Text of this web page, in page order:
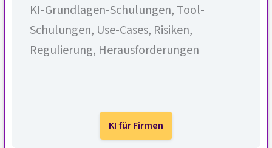
KI-Grundlagen-Schulungen, Tool-
Schulungen, Use-Cases, Risiken,
Regulierung, Herausforderungen
KI für Firmen